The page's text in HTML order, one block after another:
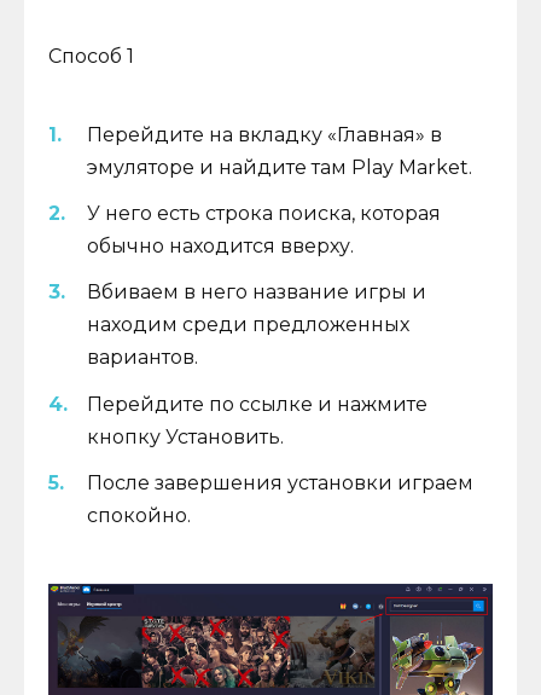
Способ 1
Перейдите на вкладку «Главная» в
эмуляторе и найдите там Play Market.
У него есть строка поиска, которая
обычно находится вверху.
Вбиваем в него название игры и
находим среди предложенных
вариантов.
Перейдите по ссылке и нажмите
кнопку Установить.
После завершения установки играем
спокойно.